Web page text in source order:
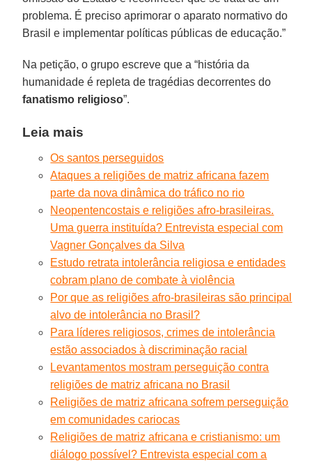
problema. É preciso aprimorar o aparato normativo do
Brasil e implementar políticas públicas de educação.”
Na petição, o grupo escreve que a “história da
humanidade é repleta de tragédias decorrentes do
fanatismo religioso”.
Leia mais
Os santos perseguidos
Ataques a religiões de matriz africana fazem
parte da nova dinâmica do tráfico no rio
Neopentencostais e religiões afro-brasileiras.
Uma guerra instituída? Entrevista especial com
Vagner Gonçalves da Silva
Estudo retrata intolerância religiosa e entidades
cobram plano de combate à violência
Por que as religiões afro-brasileiras são principal
alvo de intolerância no Brasil?
Para líderes religiosos, crimes de intolerância
estão associados à discriminação racial
Levantamentos mostram perseguição contra
religiões de matriz africana no Brasil
Religiões de matriz africana sofrem perseguição
em comunidades cariocas
Religiões de matriz africana e cristianismo: um
diálogo possível? Entrevista especial com a